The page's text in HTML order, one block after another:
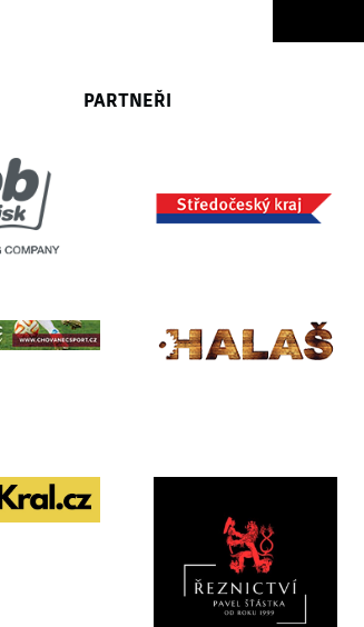
PARTNEŘI